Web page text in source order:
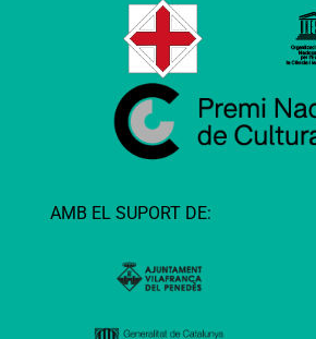
AMB EL SUPORT DE: